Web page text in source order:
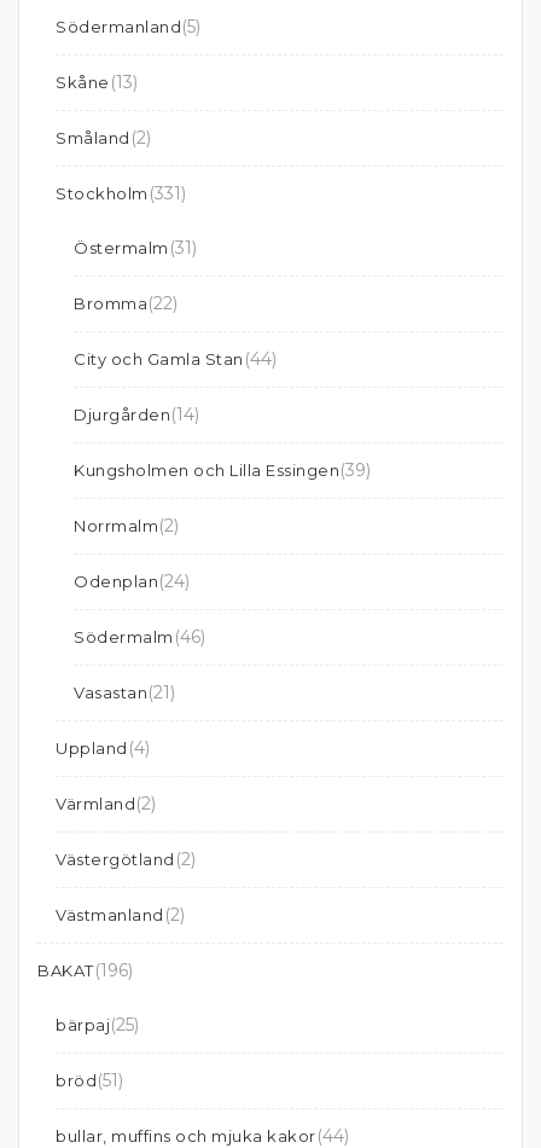
Södermanland(5)
Skåne (13)
Småland (2)
Stockholm (331)
Östermalm (31)
Bromma(22)
City och Gamla Stan (44)
Djurgården(14)
Kungsholmen och Lilla Essingen(39)
Norrmalm(2)
Odenplan(24)
Södermalm (46)
Vasastan(21)
Uppland (4)
Värmland(2)
Västergötland (2)
Västmanland (2)
BAKAT(196)
bärpaj(25)
bröd(51)
bullar, muffins och mjuka kakor(44)